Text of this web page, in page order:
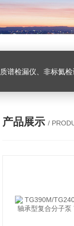
谱检漏仪、非标氦检
产品展示 /